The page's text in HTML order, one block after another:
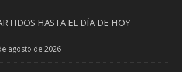
HASTA EL DÍA DE HOY
agosto de 2026